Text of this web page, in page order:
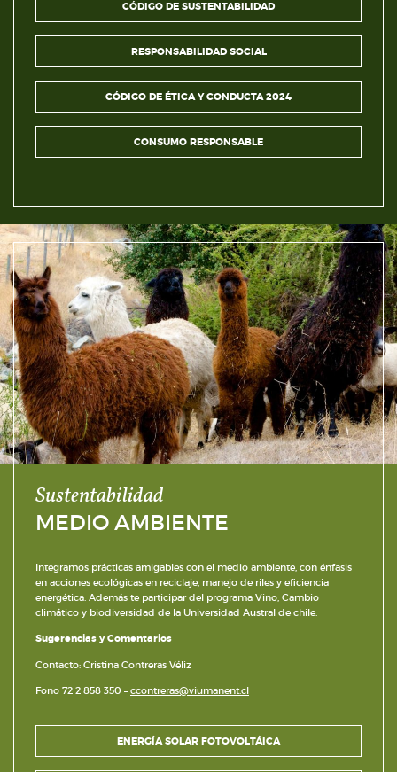
CÓDIGO DE SUSTENTABILIDAD
RESPONSABILIDAD SOCIAL
CÓDIGO DE ÉTICA Y CONDUCTA 2024
CONSUMO RESPONSABLE
Sustentabilidad
MEDIO AMBIENTE
Integramos prácticas amigables con el medio ambiente, con énfasis
en acciones ecológicas en reciclaje, manejo de riles y eficiencia
energética. Además te participar del programa Vino, Cambio
climático y biodiversidad de la Universidad Austral de chile.
Sugerencias y Comentarios
Contacto: Cristina Contreras Véliz
Fono 72 2 858 350 –ccontreras@viumanent.cl
ENERGÍA SOLAR FOTOVOLTÁICA